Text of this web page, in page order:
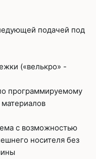
подачей под
(«велькро» -
программируемому
материалов
с возможностью
носителя без